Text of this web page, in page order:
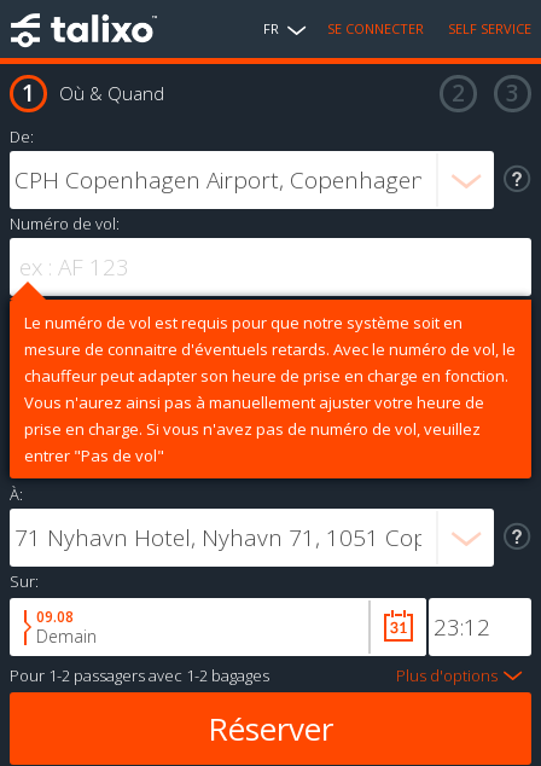
FR SE CONNECTER SELF SERVICE
Où & Quand
De:
Numéro de vol:
Le numéro de vol est requis pour que notre système soit en
mesure de connaitre d'éventuels retards. Avec le numéro de vol, le
chauffeur peut adapter son heure de prise en charge en fonction.
Vous n'aurez ainsi pas à manuellement ajuster votre heure de
prise en charge. Si vous n'avez pas de numéro de vol, veuillez
entrer "Pas de vol"
À:
Sur:
09.08
Demain
Pour 1-2 passagersavec 1-2 bagages Plus d'options